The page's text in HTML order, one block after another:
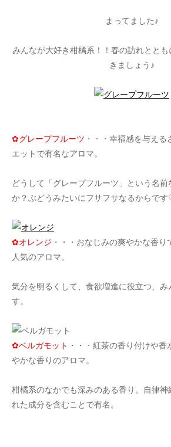
まってました♪
みんなが大好き柑橘系！！春の訪れとと
きましょう♪
✿グレープフルーツ ・・・幸福感を与え
エットで有名なアロマ。
どうして「グレープフルーツ」という名
か？ぶどうみたいにフサフサなるからです
✿オレンジ ・・・おなじみの爽やかな香
人気のアロマ。
気分を明るくして、食欲増進に役立つ、
す。
✿ベルガモット ・・・紅茶の香り付けや
やかな香りのアロマ。
柑橘系のなかでも深みのある香り。自律
れた成分を含むことで有名。